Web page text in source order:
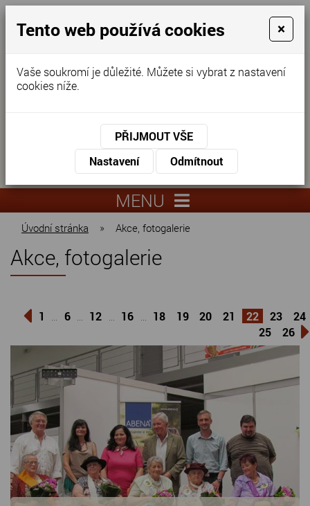
prohlídka
KONTAKTUJTE NÁS
KONTAKTUJTE NÁS
551
lysa.cz
MENU
Úvodní stránka » Akce, fotogalerie
Akce, fotogalerie
1 6 12 16 18 19 20 21 22 23
24
25
26
Tento web používá cookies ×
Vaše soukromí je důležité. Můžete si vybrat z nastavení
cookies níže.
PŘIJMOUT VŠE
Nastavení
Odmítnout